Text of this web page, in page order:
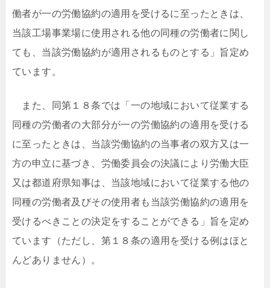
働者が一の労働協約の適用を受けるに至ったときは、
当該工場事業場に使用される他の同種の労働者に関し
ても、当該労働協約が適用されるものとする」旨定め
ています。
また、同第１８条では「一の地域において従業する
同種の労働者の大部分が一の労働協約の適用を受ける
に至ったときは、当該労働協約の当事者の双方又は一
方の申立に基づき、労働委員会の決議により労働大臣
又は都道府県知事は、当該地域において従業する他の
同種の労働者及びその使用者も当該労働協約の適用を
受けるべきことの決定をすることができる」旨を定め
ています（ただし、第１８条の適用を受ける例はほと
んどありません）。